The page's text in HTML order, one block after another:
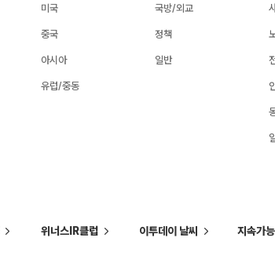
미국
중국
아시아
유럽/중동
국방/외교
정책
일반
위너스IR클럽 이투데이 날씨 지속가